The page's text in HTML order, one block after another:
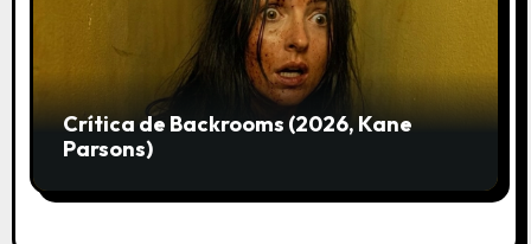
Crítica de Backrooms (2026, Kane
Parsons)